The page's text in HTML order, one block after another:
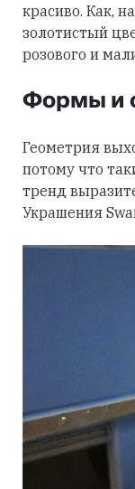
красиво. Как,
золотистый
розового и
Формы и
Геометрия
потому что
тренд
Украшения